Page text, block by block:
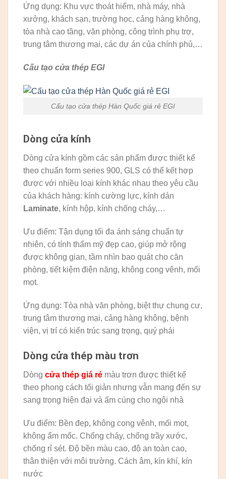
Ứng dụng: Khu vực thoát hiểm, nhà máy, nhà
xưởng, khách sạn, trường học, cảng hàng không,
tòa nhà cao tầng, văn phòng, công trình phụ trợ,
trung tâm thương mại, các dự án của chính phủ,…
Cấu tạo cửa thép EGI
Cấu tạo cửa thép Hàn Quốc giá rẻ EGI
Dòng cửa kính
Dòng cửa kính gồm các sản phẩm được thiết kế
theo chuẩn form series 900, GLS có thể kết hợp
được với nhiều loại kính khác nhau theo yêu cầu
của khách hàng: kính cường lực, kính dán
Laminate, kính hộp, kính chống cháy,…
Ưu điểm: Tận dụng tối đa ánh sáng chuẩn tự
nhiên, có tính thẩm mỹ đẹp cao, giúp mở rộng
được không gian, tầm nhìn bao quát cho căn
phòng, tiết kiệm điện năng, không cong vênh, mối
mọt.
Ứng dụng: Tòa nhà văn phòng, biệt thự chung cư,
trung tâm thương mại, cảng hàng không, bệnh
viện, vị trí có kiến trúc sang trọng, quý phái
Dòng cửa thép màu trơn
Dòng cửa thép giá rẻ màu trơn được thiết kế
theo phong cách tối giản nhưng vẫn mang đến sự
sang trọng hiện đại và ấm cúng cho ngôi nhà
Ưu điểm: Bền đẹp, không cong vênh, mối mọt,
không ẩm mốc. Chống cháy, chống trầy xước,
chống rỉ sét. Độ bền màu cao, độ an toàn cao,
thân thiện với môi trường. Cách âm, kín khí, kín
nước